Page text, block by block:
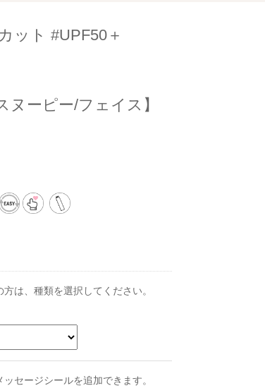
ット #UPF50＋
ヌーピー/フェイス】
は、種類を選択してください。
セージシールを追加できます。